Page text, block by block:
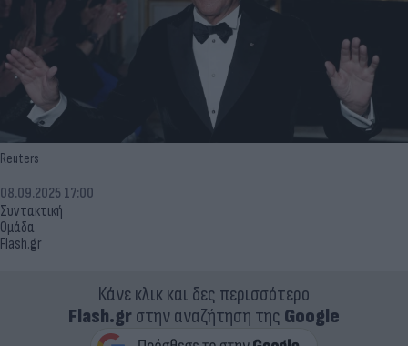
Reuters
Συντακτική
Ομάδα
Flash.gr
08.09.2025 17:00
Κάνε κλικ και δες περισσότερο
Flash.grστην αναζήτηση της Google